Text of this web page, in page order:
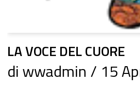
LA VOCE DEL CUORE
di wwadmin
15